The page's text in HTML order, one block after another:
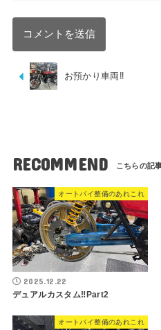
お預かり車両‼︎
RECOMMEND
オートバイ整備のあれこれ
2025.12.22
デュアルカスタム‼︎Part2
オートバイ整備のあれこれ